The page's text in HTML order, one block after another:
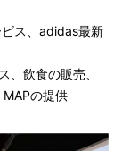
ス、adidas最新
、飲食の販売、
の提供